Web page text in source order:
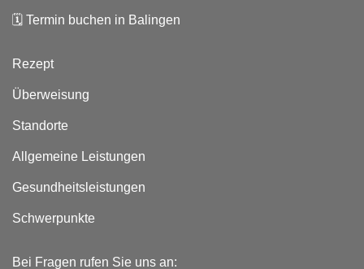
🗓️ Termin buchen in Balingen
Rezept
Überweisung
Standorte
Allgemeine Leistungen
Gesundheitsleistungen
Schwerpunkte
Bei Fragen rufen Sie uns an: